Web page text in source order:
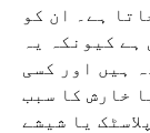
ہے۔ ان کو
ہے کیونکہ یہ
ہیں اور کسی
خارش کا سبب
یا شیشے